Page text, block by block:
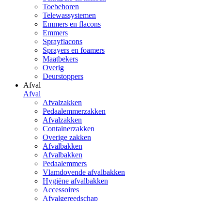
Toebehoren
Telewassystemen
Emmers en flacons
Emmers
Sprayflacons
Sprayers en foamers
Maatbekers
Overig
Deurstoppers
Afval
Afval
Afvalzakken
Pedaalemmerzakken
Afvalzakken
Containerzakken
Overige zakken
Afvalbakken
Afvalbakken
Pedaalemmers
Vlamdovende afvalbakken
Hygiëne afvalbakken
Accessoires
Afvalgereedschap